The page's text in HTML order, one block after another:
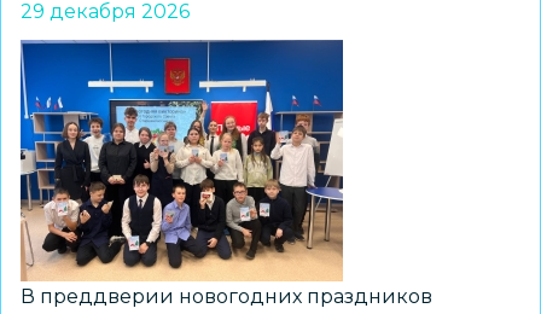
детского
конкурса
«НОЛЬ
ОТХОДОВ»
29 декабря 2026
В преддверии новогодних праздников